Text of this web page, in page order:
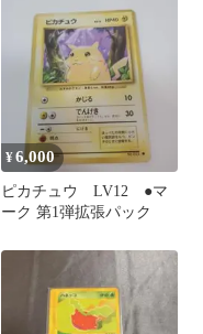
¥6,000
ピカチュウ LV12 ●マ
ーク 第1弾拡張パック